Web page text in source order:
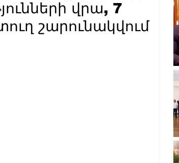
վրա, 7
շարունակվում